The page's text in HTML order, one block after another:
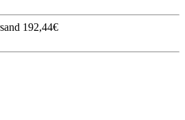
192,44€